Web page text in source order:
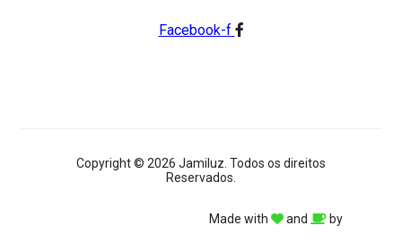
Facebook-f
Copyright © 2026 Jamiluz. Todos os direitos
Reservados.
Made with and by